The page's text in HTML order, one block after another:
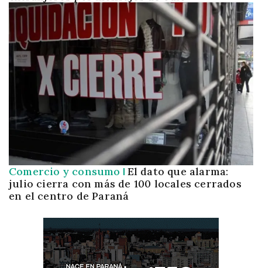
Comercio y consumo
El dato que alarma:
julio cierra con más de 100 locales cerrados
en el centro de Paraná